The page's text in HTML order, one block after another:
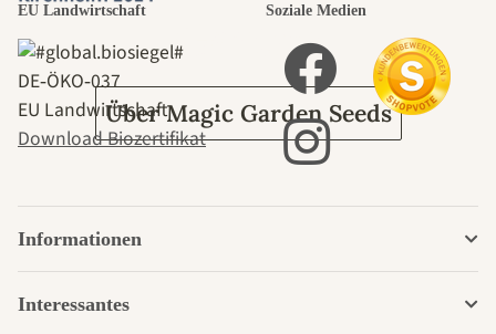
Garten
Über Magic Garden Seeds
EU Landwirtschaft
DE‑ÖKO‑037
EU Landwirtschaft
Download Biozertifikat
Soziale Medien
Informationen
Interessantes